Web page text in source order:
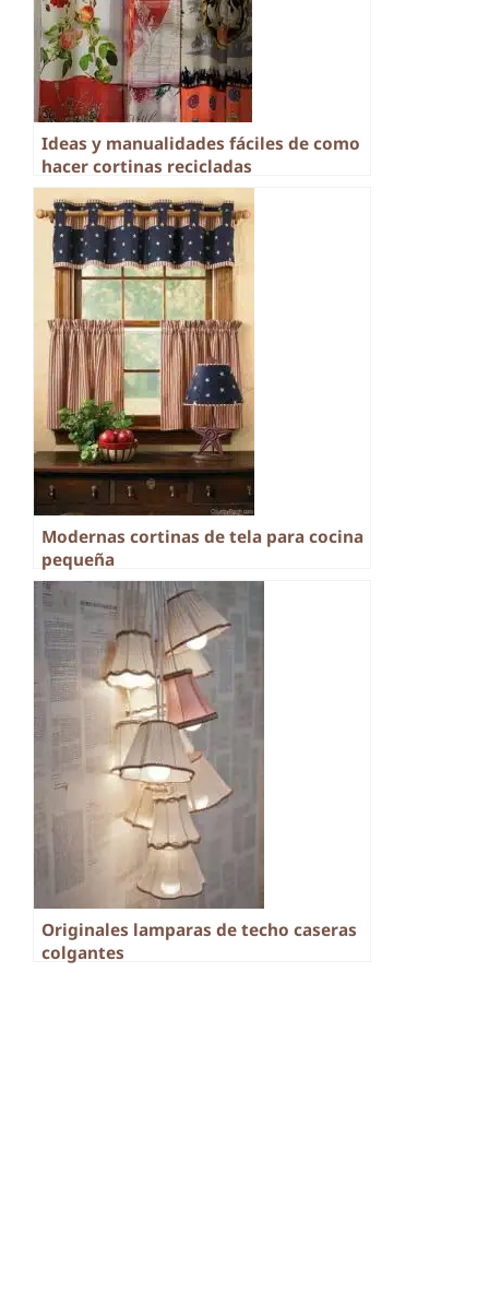
Ideas y manualidades fáciles de como
hacer cortinas recicladas
Modernas cortinas de tela para cocina
pequeña
Originales lamparas de techo caseras
colgantes